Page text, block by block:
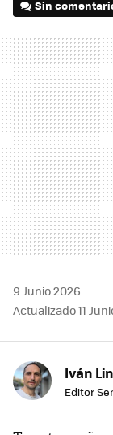
Sin
9 Junio 2026
Actualizado 11
Iván
Editor